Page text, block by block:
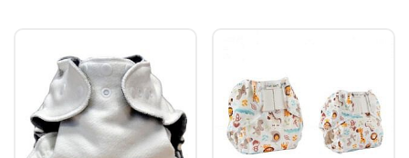
worden
op
de
productpagina
productpagina